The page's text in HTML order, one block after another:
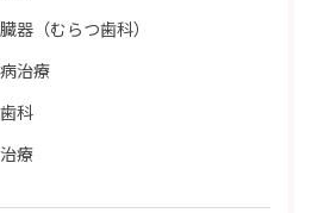
器（むらつ歯科）
治療
科
療